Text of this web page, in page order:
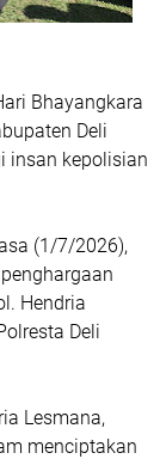
Bhayangkara
Deli
insan kepolisian
(1/7/2026),
Hendria
Deli
Lesmana,
menciptakan